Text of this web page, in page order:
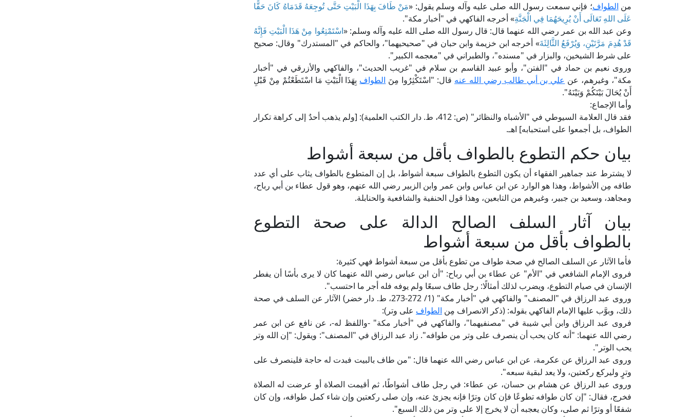
من الطواف؛ فإني سمعت رسول الله صلى عليه وآله وسلم يقول: «مَنْ طَافَ بِهَذَا الْبَيْتِ حَتَّى تُوجِعَهُ قَدَمَاهُ كَانَ حَقًّا
عَلَى اللهِ تَعَالَى أَنْ يُرِيحَهُمَا فِي الْجَنَّةِ» أخرجه الفاكهي في "أخبار مكة".
وعن عبد الله بن عمر رضي الله عنهما قال: قال رسول الله صلى الله عليه وآله وسلم: «اسْتَمْتِعُوا مِنْ هَذَا الْبَيْتِ فَإِنَّهُ
قَدْ هُدِمَ مَرَّتَيْنِ، وَيُرْفَعُ الثَّالِثَةَ» أخرجه ابن خزيمة وابن حبان في "صحيحيهما"، والحاكم في "المستدرك" وقال: صحيح
على شرط الشيخين، والبزار في "مسنده"، والطبراني في "معجمه الكبير".
وروى نعيم بن حماد في "الفتن"، وأبو عبيد القاسم بن سلام في "غريب الحديث"، والفاكهي والأزرقي في "أخبار
مكة"، وغيرهم، عن علي بن أبي طالب رضي الله عنه قال: "اسْتَكْثِرُوا مِنَ الطواف بِهَذَا الْبَيْتِ مَا اسْتَطَعْتُمْ مِنْ قَبْلِ
أَنْ يُحَالَ بَيْنَكُمْ وَبَيْنَهُ".
وأما الإجماع:
فقد قال العلامة السيوطي في "الأشباه والنظائر" (ص: 412، ط. دار الكتب العلمية): [ولم يذهب أحدٌ إلى كراهة تكرار
الطواف، بل أجمعوا على استحبابه] اهـ.
بيان حكم التطوع بالطواف بأقل من سبعة أشواط
لا يشترط عند جماهير الفقهاء أن يكون التطوع بالطواف سبعة أشواط، بل إن المتطوع بالطواف يثاب على أي عدد
طافه مِن الأشواط، وهذا هو الوارد عن ابن عباس وابن عمر وابن الزبير رضي الله عنهم، وهو قول عطاء بن أبي رباح،
ومجاهد، وسعيد بن جبير، وغيرهم من التابعين، وهذا قول الحنفية والشافعية والحنابلة.
بيان آثار السلف الصالح الدالة على صحة التطوع
بالطواف بأقل من سبعة أشواط
فأما الآثار عن السلف الصالح في صحة طواف من تطوع بأقل من سبعة أشواط فهي كثيرة:
فروى الإمام الشافعي في "الأم" عن عطاء بن أبي رباح: "أن ابن عباس رضي الله عنهما كان لا يرى بأسًا أن يفطر
الإنسان في صيام التطوع، ويضرب لذلك أمثالًا: رجل طاف سبعًا ولم يوفه فله أجر ما احتسب".
وروى عبد الرزاق في "المصنف" والفاكهي في "أخبار مكة" (1/ 272-273، ط. دار خضر) الآثار عن السلف في صحة
ذلك، وبوَّب عليها الإمام الفاكهي بقوله: (ذكر الانصراف مِن الطواف على وتر):
فروى عبد الرزاق وابن أبي شيبة في "مصنفيهما"، والفاكهي في "أخبار مكة" -واللفظ له-، عن نافع عن ابن عمر
رضي الله عنهما: "أنه كان يحب أن ينصرف على وتر من طوافه". زاد عبد الرزاق في "المصنف": ويقول: "إن الله وتر
يحب الوتر".
وروى عبد الرزاق عن عكرمة، عن ابن عباس رضي الله عنهما قال: "من طاف بالبيت فبدت له حاجة فلينصرف على
وترٍ وليركع ركعتين، ولا يعد لبقية سبعه".
وروى عبد الرزاق عن هشام بن حسان، عن عطاء: في رجل طاف أشواطًا، ثم أقيمت الصلاة أو عرضت له الصلاة
فخرج، فقال: "إن كان طوافه تطوعًا فإن كان وترًا فإنه يجزئ عنه، وإن صلى ركعتين وإن شاء كمل طوافه، وإن كان
شفعًا أو وترًا ثم صلى، وكان يعجبه أن لا يخرج إلا على وتر من ذلك السبع".